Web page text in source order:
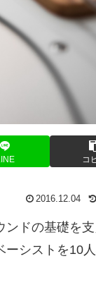
コ
2016.12.04
ンドの基礎を
シストを10